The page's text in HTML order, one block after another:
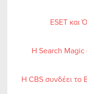
ESET και
Η Search Magic
Η CBS συνδέει το